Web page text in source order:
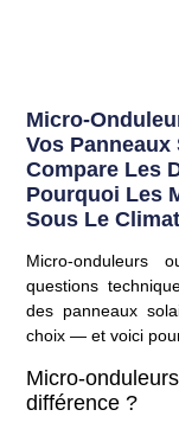
Micro-
Vos Panneaux
Compare Les
Pourquoi Les
Sous Le
Micro-onduleurs
questions
des panneaux
choix — et voici
Micro-
différence ?